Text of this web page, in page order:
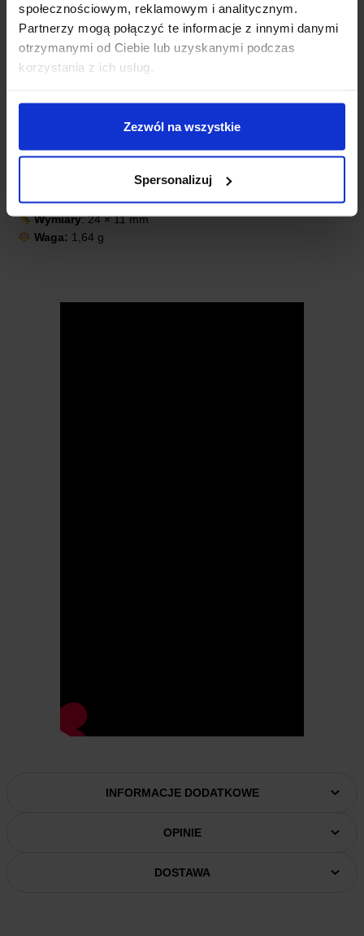
społecznościowym, reklamowym i analitycznym.
Partnerzy mogą połączyć te informacje z innymi danymi
otrzymanymi od Ciebie lub uzyskanymi podczas
korzystania z ich usług.
Zezwól na wszystkie
Spersonalizuj
Konfiguracja ogniw
: 1S
Prąd pracy ciągły
: 10 A
Zakres napięcia obsługiwanego ogniwa
Zabezpieczenie przed rozładowaniem
Czas zadziałania zabezpieczenia: 0,5 – 1,5 s
Zabezpieczenie zwarciowe: 0,1 – 0,6 ms
Zabezpieczenie przed przerwanym obwodem
Sposób montażu: Lutowanie lub zgrzewanie
Wymiary: 24 × 11 mm
Waga: 1,64 g
INFORMACJE DODATKOWE
OPINIE
DOSTAWA